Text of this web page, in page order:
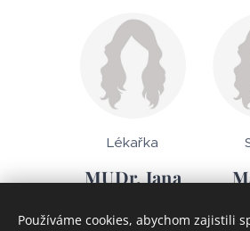
Lékařka
MUDr. Jana
Používáme cookies, abychom zajistili